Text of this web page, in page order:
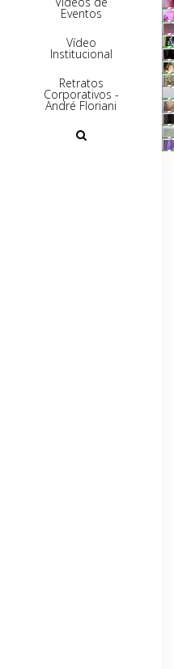
Eventos
Vídeo
Institucional
Retratos
Corporativos -
André Floriani